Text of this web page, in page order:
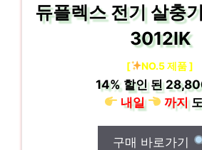
듀플렉스 전기 살충
3012IK
[ NO.5 제품 ]
14% 할인 된
내일
까지
구매 바로가기